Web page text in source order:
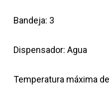
Bandeja: 3
Dispensador: Agua
Temperatura máxima